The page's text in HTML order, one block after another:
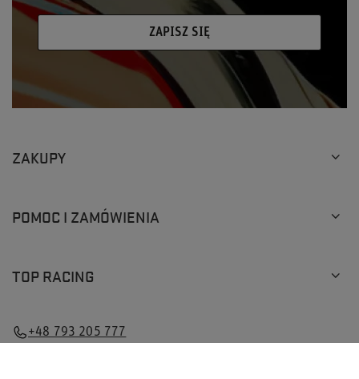
ZAPISZ SIĘ
ZAKUPY
POMOC I ZAMÓWIENIA
TOP RACING
+48 793 205 777